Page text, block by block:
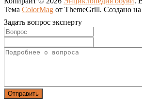
Тема ColorMag от ThemeGrill. Создано на
Задать вопрос эксперту